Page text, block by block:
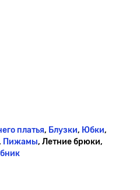
платья, Блузки, Юбки,
Пижамы, Летние брюки,